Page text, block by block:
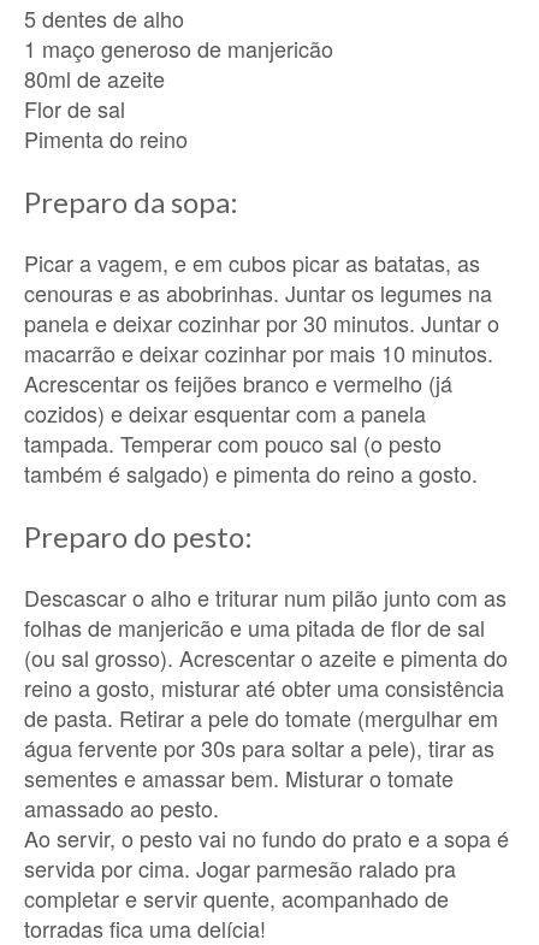
5 dentes de alho
1 maço generoso de manjericão
80ml de azeite
Flor de sal
Pimenta do reino
Preparo da sopa:
Picar a vagem, e em cubos picar as batatas, as
cenouras e as abobrinhas. Juntar os legumes na
panela e deixar cozinhar por 30 minutos. Juntar o
macarrão e deixar cozinhar por mais 10 minutos.
Acrescentar os feijões branco e vermelho (já
cozidos) e deixar esquentar com a panela
tampada. Temperar com pouco sal (o pesto
também é salgado) e pimenta do reino a gosto.
Preparo do pesto:
Descascar o alho e triturar num pilão junto com as
folhas de manjericão e uma pitada de flor de sal
(ou sal grosso). Acrescentar o azeite e pimenta do
reino a gosto, misturar até obter uma consistência
de pasta. Retirar a pele do tomate (mergulhar em
água fervente por 30s para soltar a pele), tirar as
sementes e amassar bem. Misturar o tomate
amassado ao pesto.
Ao servir, o pesto vai no fundo do prato e a sopa é
servida por cima. Jogar parmesão ralado pra
completar e servir quente, acompanhado de
torradas fica uma delícia!